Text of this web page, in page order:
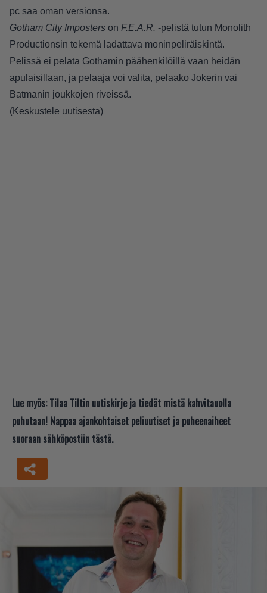
pc saa oman versionsa.
Gotham City Imposters on F.E.A.R. -pelistä tutun Monolith
Productionsin tekemä ladattava moninpeliräiskintä.
Pelissä ei pelata Gothamin päähenkilöillä vaan heidän
apulaisillaan, ja pelaaja voi valita, pelaako Jokerin vai
Batmanin joukkojen riveissä.
(Keskustele uutisesta)
Lue myös: Tilaa Tiltin uutiskirje ja tiedät mistä kahvitauolla
puhutaan! Nappaa ajankohtaiset peliuutiset ja puheenaiheet
suoraan sähköpostiin tästä.